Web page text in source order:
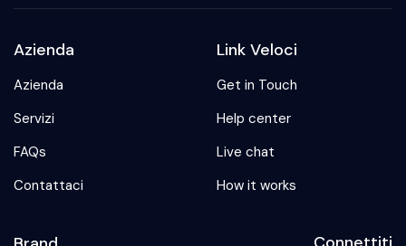
Azienda
Azienda
Servizi
FAQs
Contattaci
Link Veloci
Get in Touch
Help center
Live chat
How it works